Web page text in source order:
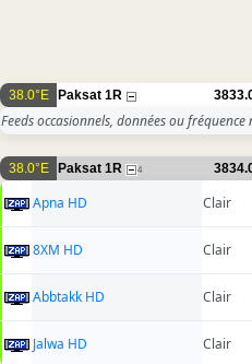
38.0°E Paksat 1R
Feeds occasionnels, données ou fréquence
38.0°E Paksat 1R 4
Apna HD Clair
8XM HD Clair
Abbtakk HD Clair
Jalwa HD Clair